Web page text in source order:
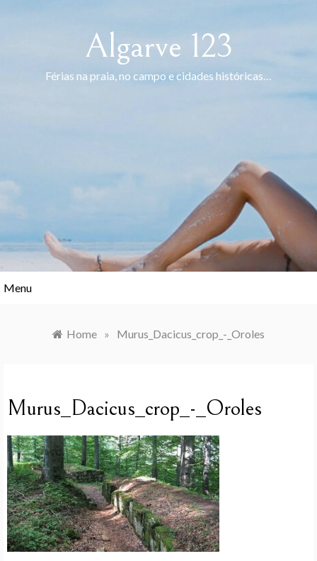
Algarve 123
Férias na praia, no campo e cidades históricas…
Menu
Home » Murus_Dacicus_crop_-_Oroles
Murus_Dacicus_crop_-_Oroles